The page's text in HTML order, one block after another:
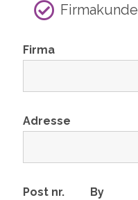
Firmakunde
Firma
Adresse
Post nr. By